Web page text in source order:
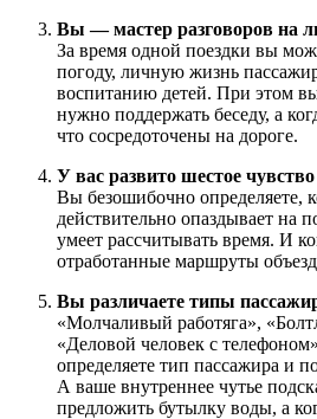
Вы — мастер разговоров на
За время одной поездки вы
погоду, личную жизнь
воспитанию детей. При этом вы
нужно поддержать беседу, а
что сосредоточены на дороге.
У вас развито шестое
Вы безошибочно определяете,
действительно опаздывает на
умеет рассчитывать время. И
отработанные маршруты
Вы различаете типы
«Молчаливый работяга»,
«Деловой человек с
определяете тип пассажира и
А ваше внутреннее чутье
предложить бутылку воды, а